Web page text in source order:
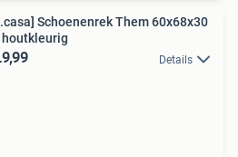
Schoenenrek Them 60x68x30
houtkleurig
Details